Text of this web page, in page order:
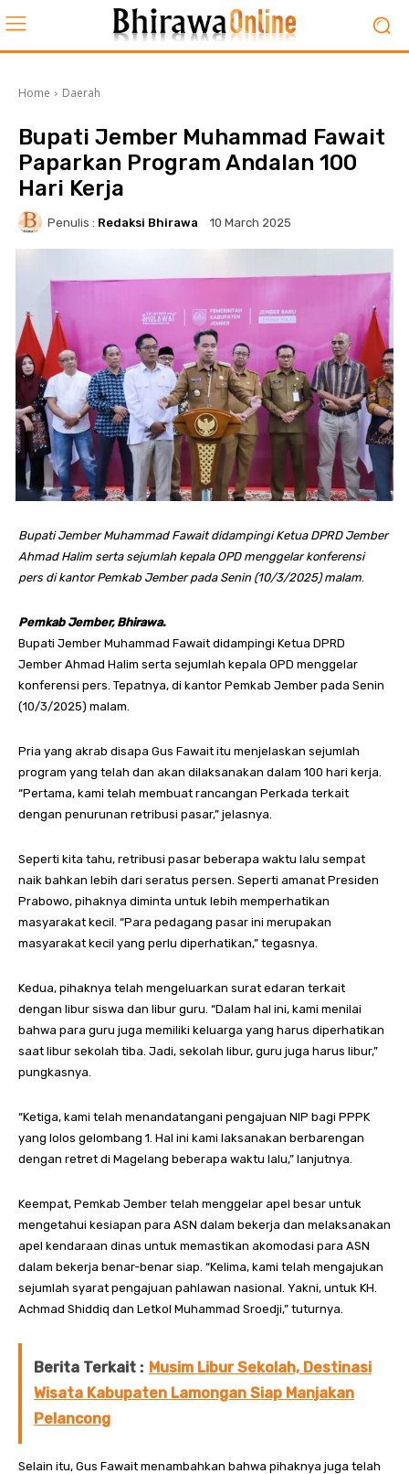
Home Daerah
Bupati Jember Muhammad Fawait
Paparkan Program Andalan 100
Hari Kerja
Penulis : Redaksi Bhirawa 10 March 2025
Bupati Jember Muhammad Fawait didampingi Ketua DPRD Jember
Ahmad Halim serta sejumlah kepala OPD menggelar konferensi
pers di kantor Pemkab Jember pada Senin (10/3/2025) malam.
Pemkab Jember, Bhirawa.
Bupati Jember Muhammad Fawait didampingi Ketua DPRD
Jember Ahmad Halim serta sejumlah kepala OPD menggelar
konferensi pers. Tepatnya, di kantor Pemkab Jember pada Senin
(10/3/2025) malam.
Pria yang akrab disapa Gus Fawait itu menjelaskan sejumlah
program yang telah dan akan dilaksanakan dalam 100 hari kerja.
“Pertama, kami telah membuat rancangan Perkada terkait
dengan penurunan retribusi pasar,” jelasnya.
Seperti kita tahu, retribusi pasar beberapa waktu lalu sempat
naik bahkan lebih dari seratus persen. Seperti amanat Presiden
Prabowo, pihaknya diminta untuk lebih memperhatikan
masyarakat kecil. “Para pedagang pasar ini merupakan
masyarakat kecil yang perlu diperhatikan,” tegasnya.
Kedua, pihaknya telah mengeluarkan surat edaran terkait
dengan libur siswa dan libur guru. “Dalam hal ini, kami menilai
bahwa para guru juga memiliki keluarga yang harus diperhatikan
saat libur sekolah tiba. Jadi, sekolah libur, guru juga harus libur,”
pungkasnya.
“Ketiga, kami telah menandatangani pengajuan NIP bagi PPPK
yang lolos gelombang 1. Hal ini kami laksanakan berbarengan
dengan retret di Magelang beberapa waktu lalu,” lanjutnya.
Keempat, Pemkab Jember telah menggelar apel besar untuk
mengetahui kesiapan para ASN dalam bekerja dan melaksanakan
apel kendaraan dinas untuk memastikan akomodasi para ASN
dalam bekerja benar-benar siap. “Kelima, kami telah mengajukan
sejumlah syarat pengajuan pahlawan nasional. Yakni, untuk KH.
Achmad Shiddiq dan Letkol Muhammad Sroedji,” tuturnya.
Berita Terkait : Musim Libur Sekolah, Destinasi
Wisata Kabupaten Lamongan Siap Manjakan
Pelancong
Selain itu, Gus Fawait menambahkan bahwa pihaknya juga telah